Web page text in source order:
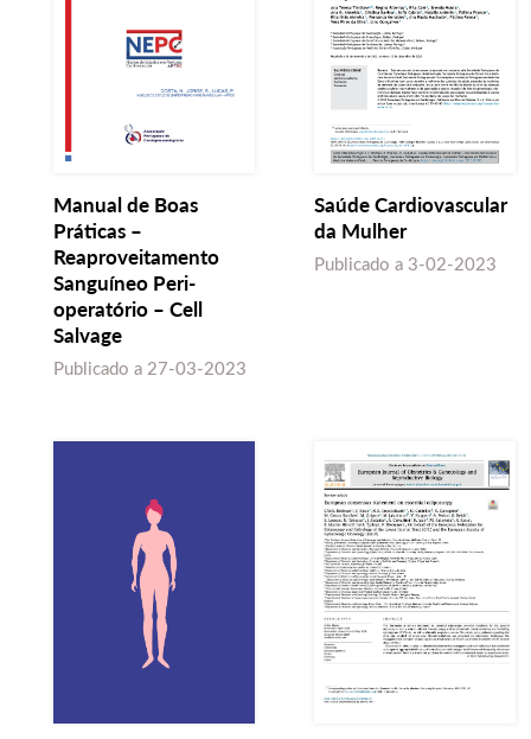
Manual de Boas
Práticas –
Reaproveitamento
Sanguíneo Peri-
operatório – Cell
Salvage
Publicado a 27-03-2023
Saúde Cardiovascular
da Mulher
Publicado a 3-02-2023